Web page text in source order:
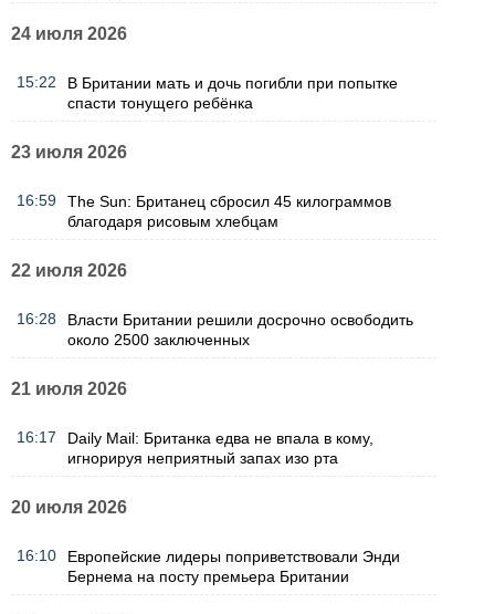
24 июля 2026
15:22
В Британии мать и дочь погибли при попытке
спасти тонущего ребёнка
23 июля 2026
16:59
The Sun: Британец сбросил 45 килограммов
благодаря рисовым хлебцам
22 июля 2026
16:28
Власти Британии решили досрочно освободить
около 2500 заключенных
21 июля 2026
16:17
Daily Mail: Британка едва не впала в кому,
игнорируя неприятный запах изо рта
20 июля 2026
16:10
Европейские лидеры поприветствовали Энди
Бернема на посту премьера Британии